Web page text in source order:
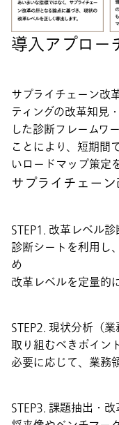
導入アプロー
サプライチェーン改
ティングの改革知見
した診断フレームワ
ことにより、短期間
いロードマップ策定
サプライチェーン
STEP1. 改革レベル
診断シートを利用し
め
改革レベルを定量的
STEP2. 現状分析（
取り組むべきポイン
必要に応じて、業務
STEP3. 課題抽出・